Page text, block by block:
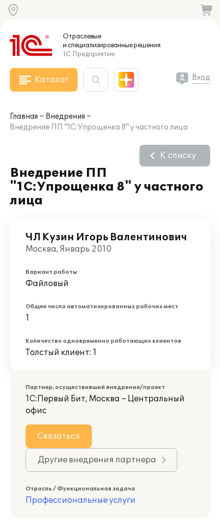
Отраслевые
и специализированныерешения
1С:Предприятие
Каталог Вход
Главная
Внедрения
Внедрение ПП "1С:Упрощенка 8" у частного лица
Внедрение ПП
"1С:Упрощенка 8" у частного
лица
К списку
ЧЛ Кузин Игорь Валентинович
Москва, Январь 2010
Вариант работы
Файловый
Общее число автоматизированных рабочих мест
1
Количество одновременно работающих клиентов
Толстый клиент: 1
Партнер, осуществивший внедрение/проект
1С:Первый Бит, Москва – Центральный
офис
Связаться
Другие внедрения партнера
Отрасль / Функциональная задача
Профессиональные услуги